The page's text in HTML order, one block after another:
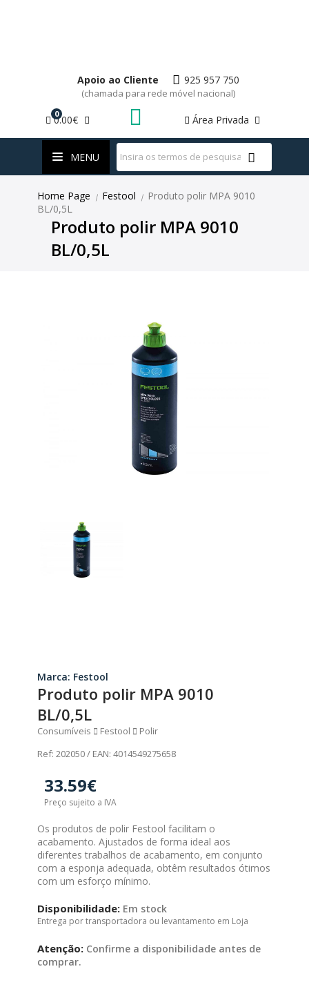
WhatsApp
Apoio ao Cliente 925 957 750
(chamada para rede móvel nacional)
Área Privada
0
0.00€
MENU
Home Page | Festool | Produto polir MPA 9010
BL/0,5L
Produto polir MPA 9010
BL/0,5L
Marca: Festool
Produto polir MPA 9010
BL/0,5L
Consumíveis Festool
Polir
Ref: 202050 / EAN: 4014549275658
33.59€
Preço sujeito a IVA
Os produtos de polir Festool facilitam o
acabamento. Ajustados de forma ideal aos
diferentes trabalhos de acabamento, em conjunto
com a esponja adequada, obtêm resultados ótimos
com um esforço mínimo.
Disponibilidade: Em stock
Entrega por transportadora ou levantamento em Loja
Atenção: Confirme a disponibilidade antes de
comprar.